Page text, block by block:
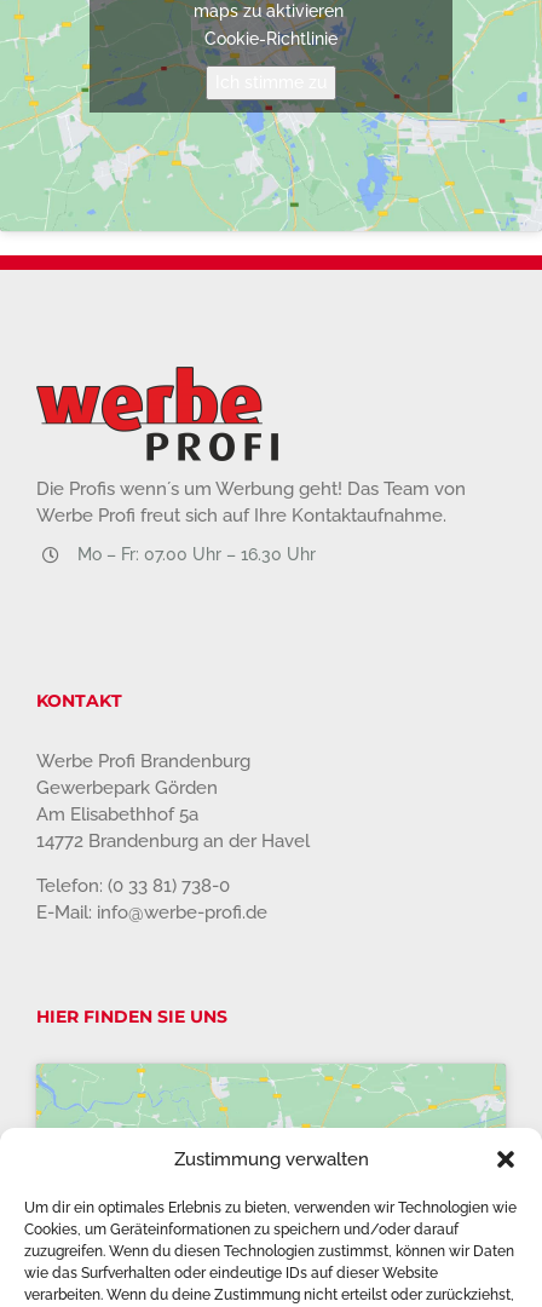
Zustimmung verwalten
Um dir ein optimales Erlebnis zu bieten, verwenden wir Technologien wie
Cookies, um Geräteinformationen zu speichern und/oder darauf
zuzugreifen. Wenn du diesen Technologien zustimmst, können wir Daten
wie das Surfverhalten oder eindeutige IDs auf dieser Website
verarbeiten. Wenn du deine Zustimmung nicht erteilst oder zurückziehst,
maps zu aktivieren
Cookie-Richtlinie
Die Profis wenn´s um Werbung geht! Das Team von
Werbe Profi freut sich auf Ihre Kontaktaufnahme.
Mo – Fr: 07.00 Uhr – 16.30 Uhr
KONTAKT
Werbe Profi Brandenburg
Gewerbepark Görden
Am Elisabethhof 5a
14772 Brandenburg an der Havel
Telefon: (0 33 81) 738-0
E-Mail: info@werbe-profi.de
HIER FINDEN SIE UNS
maps zu aktivieren
Cookie-Richtlinie
Ich stimme zu